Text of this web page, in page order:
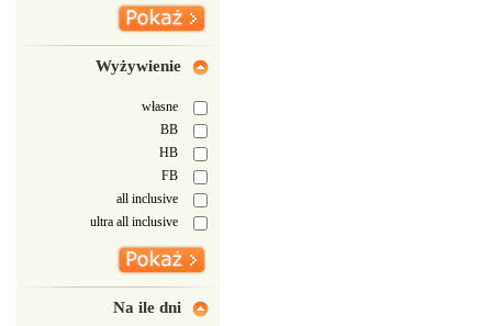
Wyżywienie
własne
BB
HB
FB
all inclusive
ultra all inclusive
Na ile dni